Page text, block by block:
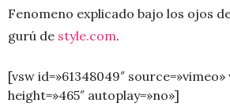
Fenomeno explicado bajo los ojos
gurú de style.com.
[vsw id=»61348049″ source=»vimeo»
height=»465″ autoplay=»no»]